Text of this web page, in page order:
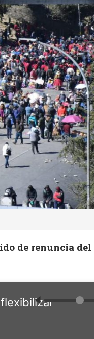
de renuncia del
🔈